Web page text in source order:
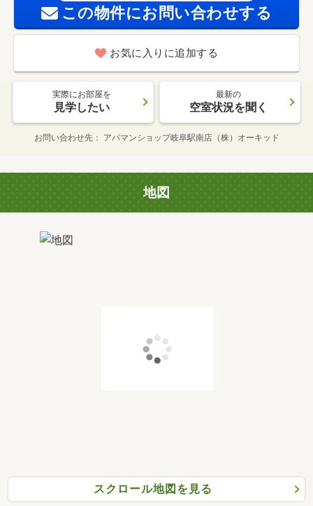
この物件にお問い合わせする
お気に入りに追加する
実際にお部屋を
見学したい
最新の
空室状況を聞く
お問い合わせ先 アパマンショップ岐阜駅南店（株）オーキッド
地図
スクロール地図を見る